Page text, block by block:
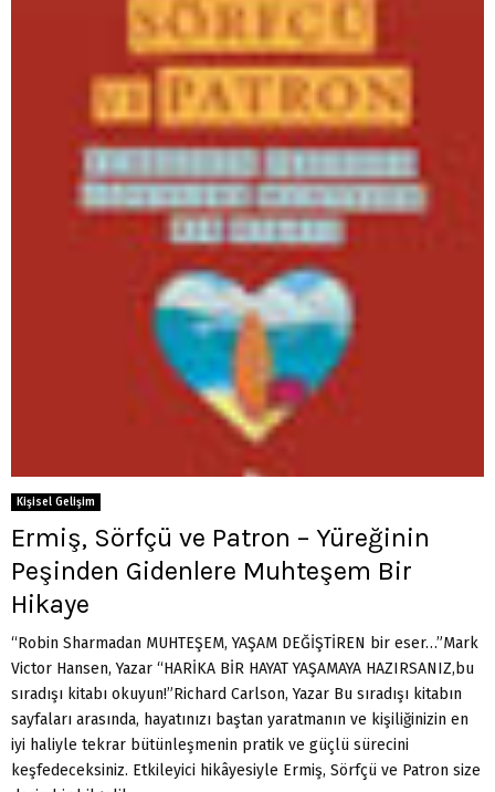
Kişisel Gelişim
Ermiş, Sörfçü ve Patron – Yüreğinin
Peşinden Gidenlere Muhteşem Bir
Hikaye
“Robin Sharmadan MUHTEŞEM, YAŞAM DEĞİŞTİREN bir eser…”Mark
Victor Hansen, Yazar “HARİKA BİR HAYAT YAŞAMAYA HAZIRSANIZ,bu
sıradışı kitabı okuyun!”Richard Carlson, Yazar Bu sıradışı kitabın
sayfaları arasında, hayatınızı baştan yaratmanın ve kişiliğinizin en
iyi haliyle tekrar bütünleşmenin pratik ve güçlü sürecini
keşfedeceksiniz. Etkileyici hikâyesiyle Ermiş, Sörfçü ve Patron size